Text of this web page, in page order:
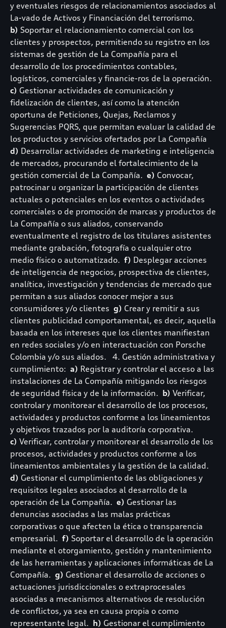
y eventuales riesgos de relacionamientos asociados al
La-vado de Activos y Financiación del terrorismo.
b) Soportar el relacionamiento comercial con los
clientes y prospectos, permitiendo su registro en los
sistemas de gestión de La Compañía para el
desarrollo de los procedimientos contables,
logísticos, comerciales y financie-ros de la operación.
c) Gestionar actividades de comunicación y
fidelización de clientes, así como la atención
oportuna de Peticiones, Quejas, Reclamos y
Sugerencias PQRS, que permitan evaluar la calidad de
los productos y servicios ofertados por La Compañía
d) Desarrollar actividades de marketing e inteligencia
de mercados, procurando el fortalecimiento de la
gestión comercial de La Compañía. e) Convocar,
patrocinar u organizar la participación de clientes
actuales o potenciales en los eventos o actividades
comerciales o de promoción de marcas y productos de
La Compañía o sus aliados, conservando
eventualmente el registro de los titulares asistentes
mediante grabación, fotografía o cualquier otro
medio físico o automatizado. f) Desplegar acciones
de inteligencia de negocios, prospectiva de clientes,
analítica, investigación y tendencias de mercado que
permitan a sus aliados conocer mejor a sus
consumidores y/o clientes g) Crear y remitir a sus
clientes publicidad comportamental, es decir, aquella
basada en los intereses que los clientes manifiestan
en redes sociales y/o en interactuación con Porsche
Colombia y/o sus aliados. 4. Gestión administrativa y
cumplimiento: a) Registrar y controlar el acceso a las
instalaciones de La Compañía mitigando los riesgos
de seguridad física y de la información. b) Verificar,
controlar y monitorear el desarrollo de los procesos,
actividades y productos conforme a los lineamientos
y objetivos trazados por la auditoría corporativa.
c) Verificar, controlar y monitorear el desarrollo de los
procesos, actividades y productos conforme a los
lineamientos ambientales y la gestión de la calidad.
d) Gestionar el cumplimiento de las obligaciones y
requisitos legales asociados al desarrollo de la
operación de La Compañía. e) Gestionar las
denuncias asociadas a las malas prácticas
corporativas o que afecten la ética o transparencia
empresarial. f) Soportar el desarrollo de la operación
mediante el otorgamiento, gestión y mantenimiento
de las herramientas y aplicaciones informáticas de La
Compañía. g) Gestionar el desarrollo de acciones o
actuaciones jurisdiccionales o extraprocesales
asociadas a mecanismos alternativos de resolución
de conflictos, ya sea en causa propia o como
representante legal. h) Gestionar el cumplimiento